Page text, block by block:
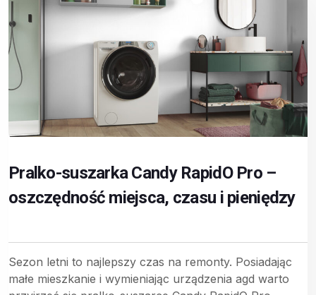
Pralko-suszarka Candy RapidO Pro –
oszczędność miejsca, czasu i pieniędzy
Sezon letni to najlepszy czas na remonty. Posiadając
małe mieszkanie i wymieniając urządzenia agd warto